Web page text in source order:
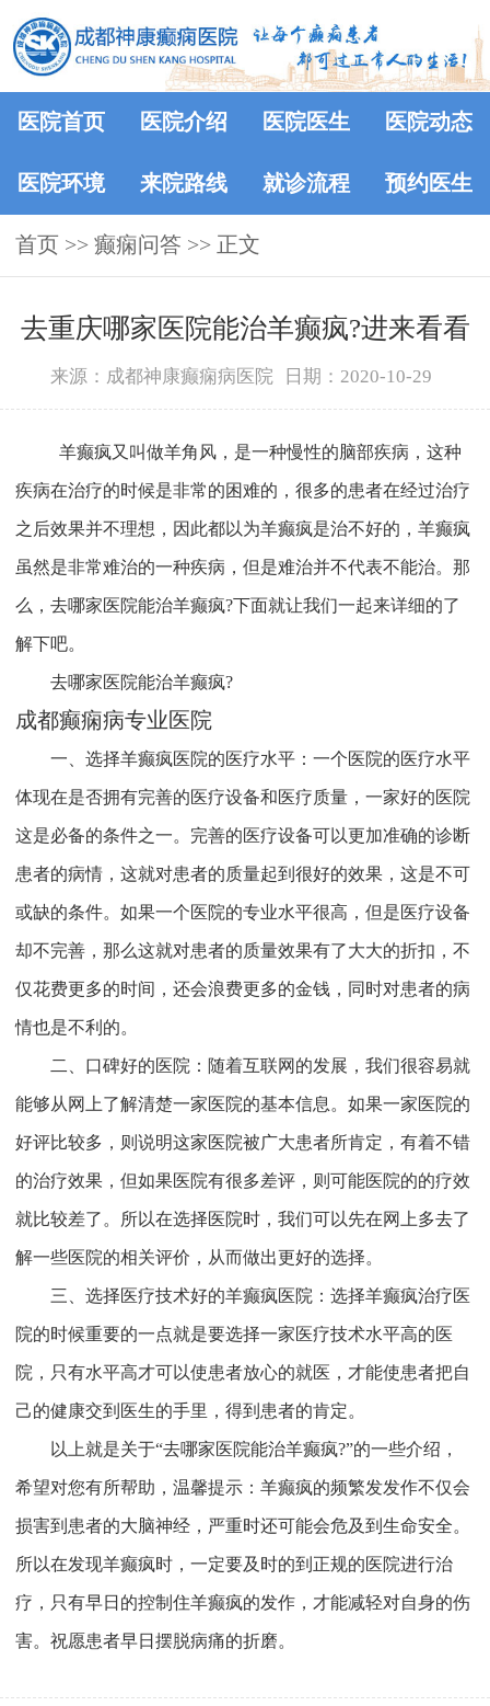
医院首页 医院介绍 医院医生 医院动态
医院环境 来院路线 就诊流程 预约医生
首页 >> 癫痫问答 >> 正文
去重庆哪家医院能治羊癫疯?进来看看
来源：成都神康癫痫病医院 日期：2020-10-29
羊癫疯又叫做羊角风，是一种慢性的脑部疾病，这种
疾病在治疗的时候是非常的困难的，很多的患者在经过治疗
之后效果并不理想，因此都以为羊癫疯是治不好的，羊癫疯
虽然是非常难治的一种疾病，但是难治并不代表不能治。那
么，去哪家医院能治羊癫疯?下面就让我们一起来详细的了
解下吧。
去哪家医院能治羊癫疯?
成都癫痫病专业医院
一、选择羊癫疯医院的医疗水平：一个医院的医疗水平
体现在是否拥有完善的医疗设备和医疗质量，一家好的医院
这是必备的条件之一。完善的医疗设备可以更加准确的诊断
患者的病情，这就对患者的质量起到很好的效果，这是不可
或缺的条件。如果一个医院的专业水平很高，但是医疗设备
却不完善，那么这就对患者的质量效果有了大大的折扣，不
仅花费更多的时间，还会浪费更多的金钱，同时对患者的病
情也是不利的。
二、口碑好的医院：随着互联网的发展，我们很容易就
能够从网上了解清楚一家医院的基本信息。如果一家医院的
好评比较多，则说明这家医院被广大患者所肯定，有着不错
的治疗效果，但如果医院有很多差评，则可能医院的的疗效
就比较差了。所以在选择医院时，我们可以先在网上多去了
解一些医院的相关评价，从而做出更好的选择。
三、选择医疗技术好的羊癫疯医院：选择羊癫疯治疗医
院的时候重要的一点就是要选择一家医疗技术水平高的医
院，只有水平高才可以使患者放心的就医，才能使患者把自
己的健康交到医生的手里，得到患者的肯定。
以上就是关于“去哪家医院能治羊癫疯?”的一些介绍，
希望对您有所帮助，温馨提示：羊癫疯的频繁发发作不仅会
损害到患者的大脑神经，严重时还可能会危及到生命安全。
所以在发现羊癫疯时，一定要及时的到正规的医院进行治
疗，只有早日的控制住羊癫疯的发作，才能减轻对自身的伤
害。祝愿患者早日摆脱病痛的折磨。